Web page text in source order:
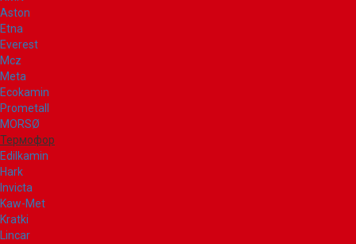
Aston
Etna
Everest
Mcz
Meta
Ecokamin
Prometall
MORSØ
Термофор
Edilkamin
Hark
Invicta
Kaw-Met
Kratki
Lincar